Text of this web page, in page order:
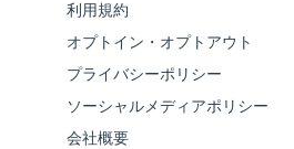
利用規約
オプトイン・オプトアウト
プライバシーポリシー
ソーシャルメディアポリシー
会社概要